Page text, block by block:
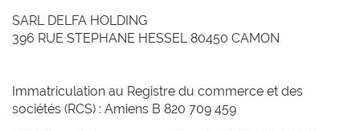
SARL DELFA HOLDING
396 RUE STEPHANE HESSEL 80450 CAMON
Immatriculation au Registre du commerce et des
sociétés (RCS) : Amiens B 820 709 459